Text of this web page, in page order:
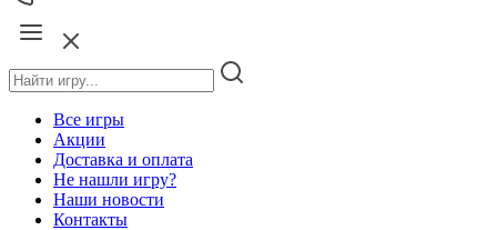
Все игры
Акции
Доставка и оплата
Не нашли игру?
Наши новости
Контакты